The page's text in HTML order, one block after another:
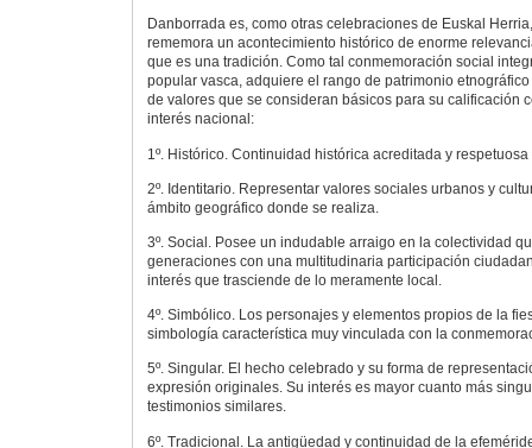
Danborrada es, como otras celebraciones de Euskal
rememora un acontecimiento histórico de enorme
que es una tradición. Como tal conmemoración social
popular vasca, adquiere el rango de patrimonio
de valores que se consideran básicos para su calificación
interés nacional:
1º. Histórico. Continuidad histórica acreditada y
2º. Identitario. Representar valores sociales urbanos y
ámbito geográfico donde se realiza.
3º. Social. Posee un indudable arraigo en la colectividad
generaciones con una multitudinaria participación
interés que trasciende de lo meramente local.
4º. Simbólico. Los personajes y elementos propios de la
simbología característica muy vinculada con la
5º. Singular. El hecho celebrado y su forma de
expresión originales. Su interés es mayor cuanto más
testimonios similares.
6º. Tradicional. La antigüedad y continuidad de la